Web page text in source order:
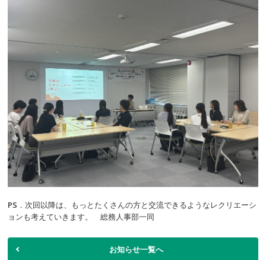
PS．次回以降は、もっとたくさんの方と交流できるようなレクリエーシ
ョンも考えていきます。 総務人事部一同
お知らせ一覧へ